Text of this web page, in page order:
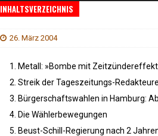
INHALTSVERZEICHNIS
26. März 2004
Metall: »Bombe mit
Streik der Tageszeitungs-Redakteure
Bürgerschaftswahlen in Hamburg:
Die Wählerbewegungen
Beust-Schill-Regierung nach 2